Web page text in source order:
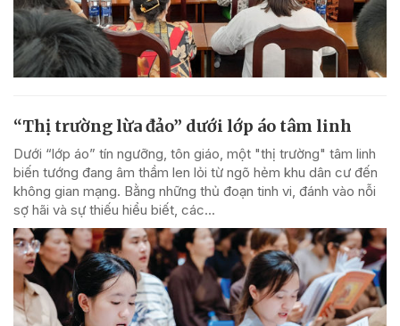
“Thị trường lừa đảo” dưới lớp áo tâm linh
Dưới “lớp áo” tín ngưỡng, tôn giáo, một "thị trường" tâm linh
biến tướng đang âm thầm len lỏi từ ngõ hẻm khu dân cư đến
không gian mạng. Bằng những thủ đoạn tinh vi, đánh vào nỗi
sợ hãi và sự thiếu hiểu biết, các...